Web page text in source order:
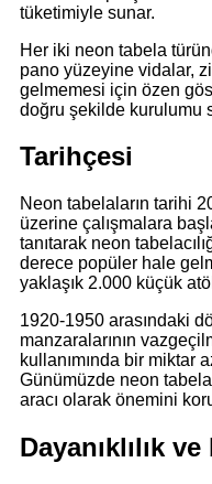
tüketimiyle sunar.
Her iki neon tabela
pano yüzeyine vidalar,
gelmemesi için özen
doğru şekilde kurulumu
Tarihçesi
Neon tabelaların tarihi
üzerine çalışmalara
tanıtarak neon
derece popüler hale
yaklaşık 2.000 küçük
1920-1950 arasındaki
manzaralarının
kullanımında bir miktar
Günümüzde neon
aracı olarak önemini
Dayanıklılık